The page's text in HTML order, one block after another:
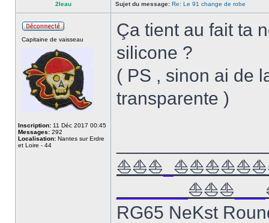
2leau Sujet du message: Re: Le 91 change de robe
Capitaine de vaisseau
Inscription: 11 Déc 2017 00:45
Messages: 292
Localisation: Nantes sur Erdre
et Loire - 44
Ça tient au fait ta
silicone ?
( PS , sinon ai de
transparente )
⛵⛵⛵
⛵⛵⛵
RG65 NeKst